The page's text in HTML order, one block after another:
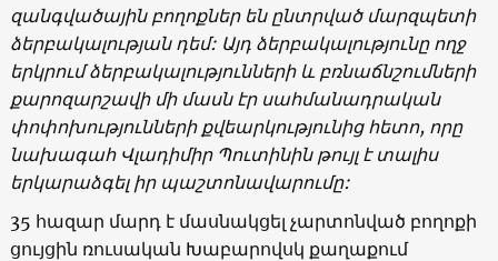
զանգվածային բողոքներ են ընտրված մարզպետի
ձերբակալության դեմ: Այդ ձերբակալությունը ողջ
երկրում ձերբակալությունների և բռնաճնշումների
քարոզարշավի մի մասն էր սահմանադրական
փոփոխությունների քվեարկությունից հետո, որը
նախագահ Վլադիմիր Պուտինին թույլ է տալիս
երկարաձգել իր պաշտոնավարումը:
35 հազար մարդ է մասնակցել չարտոնված բողոքի
ցույցին ռուսական Խաբարովսկ քաղաքում